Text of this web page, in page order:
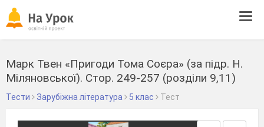
Марк Твен «Пригоди Тома Соєра» (за підр. Н.
Міляновської). Стор. 249-257 (розділи 9,11)
Тести Зарубіжна література 5 клас Тест